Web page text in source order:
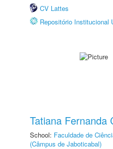
CV Lattes
Repositório Institucional
Tatiana Fernanda
School: Faculdade de
(Câmpus de Jaboticabal)